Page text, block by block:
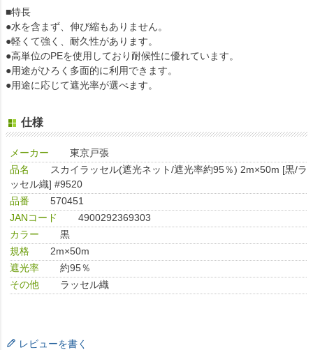
■特長
●水を含まず、伸び縮もありません。
●軽くて強く、耐久性があります。
●高単位のPEを使用しており耐候性に優れています。
●用途がひろく多面的に利用できます。
●用途に応じて遮光率が選べます。
仕様
メーカー
東京戸張
品名
スカイラッセル(遮光ネット/遮光率約95％) 2m×50m [黒/ラ
ッセル織] #9520
品番
570451
JANコード
4900292369303
カラー
黒
規格
2m×50m
遮光率
約95％
その他
ラッセル織
レビューを書く